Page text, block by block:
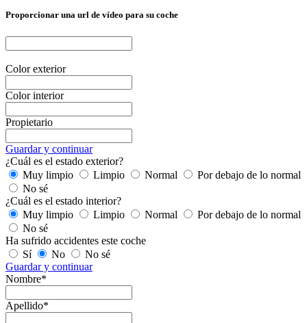
Proporcionar una url de vídeo para su coche
Color exterior
Color interior
Propietario
Guardar y continuar
¿Cuál es el estado exterior?
Muy limpio
Limpio Normal
Por debajo de lo normal
No sé
¿Cuál es el estado interior?
Muy limpio
Limpio Normal
Por debajo de lo normal
No sé
Ha sufrido accidentes este coche
Sí
No
No sé
Guardar y continuar
Nombre*
Apellido*